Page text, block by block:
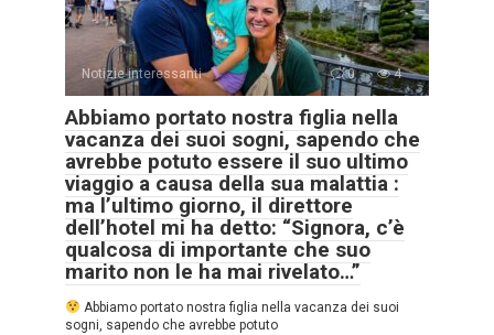
Notizie interessanti 0 4
Abbiamo portato nostra figlia nella
vacanza dei suoi sogni, sapendo che
avrebbe potuto essere il suo ultimo
viaggio a causa della sua malattia :
ma l’ultimo giorno, il direttore
dell’hotel mi ha detto: “Signora, c’è
qualcosa di importante che suo
marito non le ha mai rivelato…”
Abbiamo portato nostra figlia nella vacanza dei suoi
sogni, sapendo che avrebbe potuto